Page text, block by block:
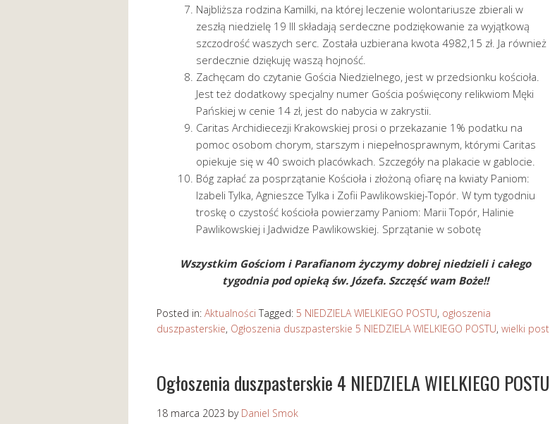
Najbliższa rodzina Kamilki, na której leczenie wolontariusze zbierali w
zeszłą niedzielę 19 III składają serdeczne podziękowanie za wyjątkową
szczodrość waszych serc. Została uzbierana kwota 4982,15 zł. Ja również
serdecznie dziękuję waszą hojność.
Zachęcam do czytanie Gościa Niedzielnego, jest w przedsionku kościoła.
Jest też dodatkowy specjalny numer Gościa poświęcony relikwiom Męki
Pańskiej w cenie 14 zł, jest do nabycia w zakrystii.
Caritas Archidiecezji Krakowskiej prosi o przekazanie 1% podatku na
pomoc osobom chorym, starszym i niepełnosprawnym, którymi Caritas
opiekuje się w 40 swoich placówkach. Szczegóły na plakacie w gablocie.
Bóg zapłać za posprzątanie Kościoła i złożoną ofiarę na kwiaty Paniom:
Izabeli Tylka, Agnieszce Tylka i Zofii Pawlikowskiej-Topór. W tym tygodniu
troskę o czystość kościoła powierzamy Paniom: Marii Topór, Halinie
Pawlikowskiej i Jadwidze Pawlikowskiej. Sprzątanie w sobotę
Wszystkim Gościom i Parafianom życzymy dobrej niedzieli i całego
tygodnia pod opieką św. Józefa. Szczęść wam Boże!!
Posted in: Aktualności Tagged: 5 NIEDZIELA WIELKIEGO POSTU, ogłoszenia
duszpasterskie, Ogłoszenia duszpasterskie 5 NIEDZIELA WIELKIEGO POSTU, wielki post
Ogłoszenia duszpasterskie 4 NIEDZIELA WIELKIEGO POSTU
18 marca 2023 by Daniel Smok